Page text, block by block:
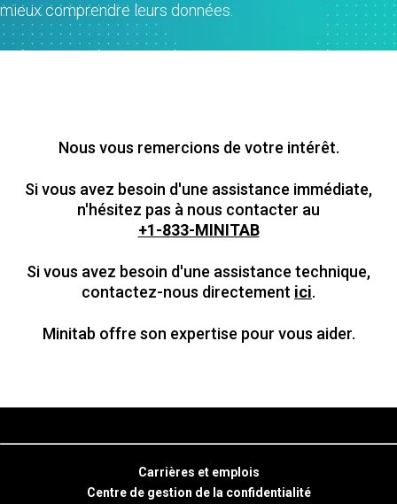
mieux comprendre leurs données.
Nous vous remercions de votre intérêt.
Si vous avez besoin d'une assistance immédiate,
n'hésitez pas à nous contacter au
+1-833-MINITAB
Si vous avez besoin d'une assistance technique,
contactez-nous directement ici.
Minitab offre son expertise pour vous aider.
Carrières et emplois
Centre de gestion de la confidentialité